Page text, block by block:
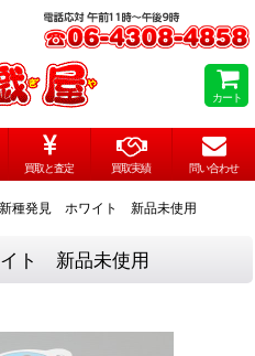
カート
買取と査定 買取実績 問い合わせ
種発見 ホワイト 新品未使用
ト 新品未使用